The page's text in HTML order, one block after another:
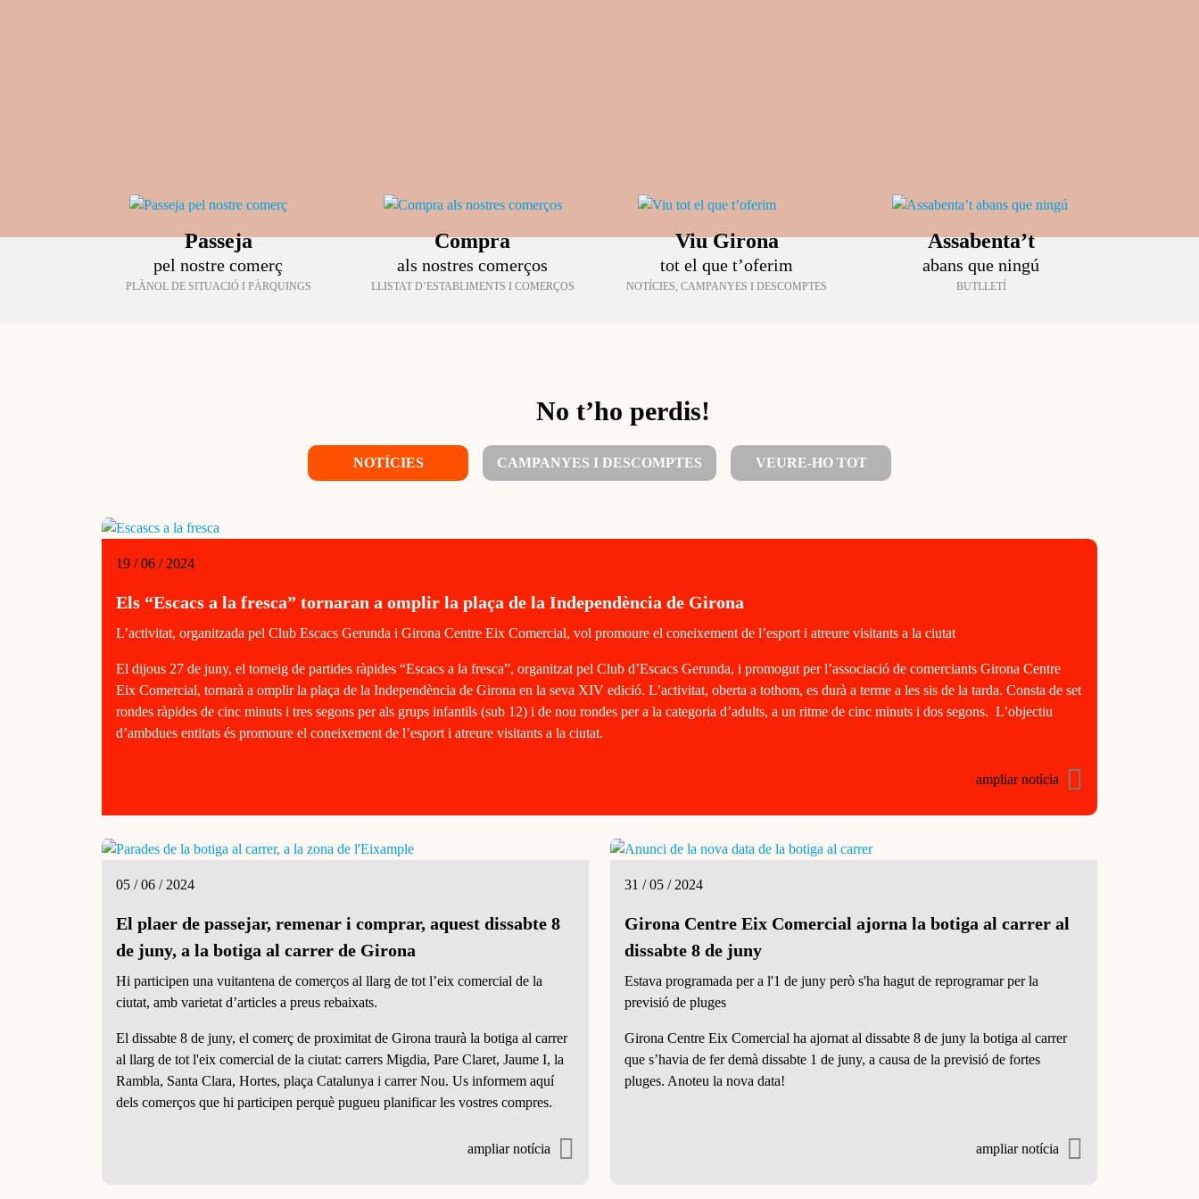
Passeja
pel nostre comerç
PLÀNOL DE SITUACIÓ I PÀRQUINGS
Compra
als nostres comerços
LLISTAT D’ESTABLIMENTS I COMERÇOS
Viu Girona
tot el que t’oferim
NOTÍCIES, CAMPANYES I DESCOMPTES
Assabenta’t
abans que ningú
BUTLLETÍ
No t’ho perdis!
NOTÍCIES CAMPANYES I DESCOMPTES VEURE-HO TOT
19 / 06 / 2024
Els “Escacs a la fresca” tornaran a omplir la plaça de la Independència de Girona
L’activitat, organitzada pel Club Escacs Gerunda i Girona Centre Eix Comercial, vol promoure el coneixement de l’esport i atreure visitants a la ciutat
El dijous 27 de juny, el torneig de partides ràpides “Escacs a la fresca”, organitzat pel Club d’Escacs Gerunda, i promogut per l’associació de comerciants Girona Centre
Eix Comercial, tornarà a omplir la plaça de la Independència de Girona en la seva XIV edició. L’activitat, oberta a tothom, es durà a terme a les sis de la tarda. Consta de set
rondes ràpides de cinc minuts i tres segons per als grups infantils (sub 12) i de nou rondes per a la categoria d’adults, a un ritme de cinc minuts i dos segons. L’objectiu
d’ambdues entitats és promoure el coneixement de l’esport i atreure visitants a la ciutat.
ampliar notícia
05 / 06 / 2024
El plaer de passejar, remenar i comprar, aquest dissabte 8
de juny, a la botiga al carrer de Girona
Hi participen una vuitantena de comerços al llarg de tot l’eix comercial de la
ciutat, amb varietat d’articles a preus rebaixats.
El dissabte 8 de juny, el comerç de proximitat de Girona traurà la botiga al carrer
al llarg de tot l'eix comercial de la ciutat: carrers Migdia, Pare Claret, Jaume I, la
Rambla, Santa Clara, Hortes, plaça Catalunya i carrer Nou. Us informem aquí
dels comerços que hi participen perquè pugueu planificar les vostres compres.
ampliar notícia
31 / 05 / 2024
Girona Centre Eix Comercial ajorna la botiga al carrer al
dissabte 8 de juny
Estava programada per a l'1 de juny però s'ha hagut de reprogramar per la
previsió de pluges
Girona Centre Eix Comercial ha ajornat al dissabte 8 de juny la botiga al carrer
que s’havia de fer demà dissabte 1 de juny, a causa de la previsió de fortes
pluges. Anoteu la nova data!
ampliar notícia